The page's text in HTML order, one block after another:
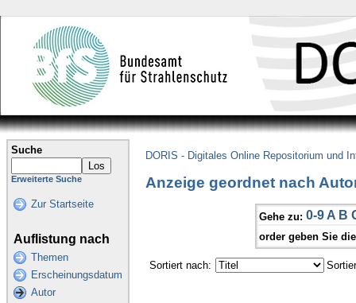
Suche
Erweiterte Suche
Zur Startseite
Auflistung nach
Themen
Erscheinungsdatum
Autor
DORIS - Digitales Online Repositorium und
Anzeige geordnet nach
Gehe zu: 0-9 A B
order geben Sie
Sortiert nach: